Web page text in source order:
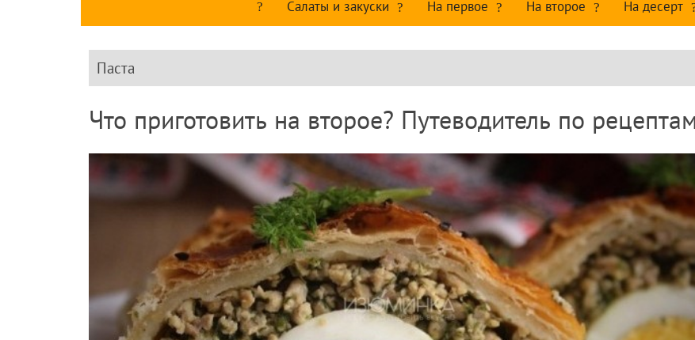
Салаты и закуски На первое На второе На десерт
Паста
Что приготовить на второе? Путеводитель по